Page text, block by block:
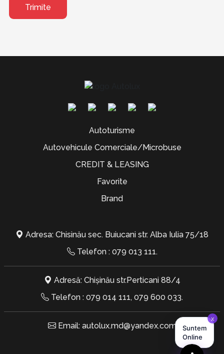
Trimite
Autoturisme
Autovehicule Comerciale/Microbuse
CREDIT & LEASING
Favorite
Brand
Adresa: Chisinău sec. Buiucani str. Alba Iulia 75/18
Telefon : 079 013 111.
Adresă: Chișinău str.Perticani 88/4
Telefon : 079 014 111, 079 600 033.
Email: autolux.md@yandex.com